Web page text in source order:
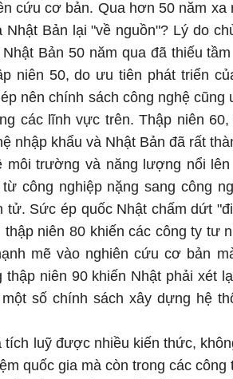
cứu cơ bản. Qua hơn 50 năm xa
Bản lại "về nguồn"? Lý do
Bản 50 năm qua đã thiếu
niên 50, do ưu tiên phát triển
nên chính sách công nghệ cũng
các lĩnh vực trên. Thập niên
nhập khẩu và Nhật Bản đã rất
môi trường và năng lượng nổi
công nghiệp nặng sang công
tử. Sức ép quốc Nhật chấm dứt
niên 80 khiến các công ty tư
mẽ vào nghiên cứu cơ bản
niên 90 khiến Nhật phải xét
số chính sách xây dựng hệ
tích luỹ được nhiều kiến thức,
quốc gia mà còn trong các